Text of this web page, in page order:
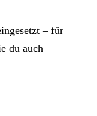
– für
du auch